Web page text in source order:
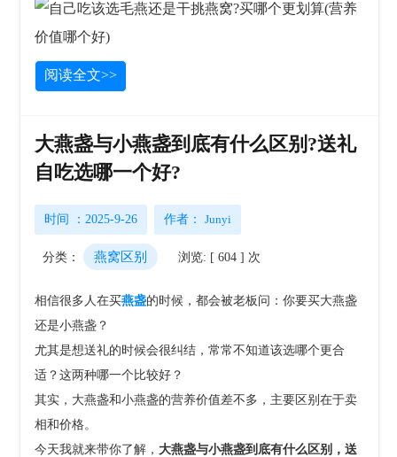
阅读全文>>
大燕盏与小燕盏到底有什么区别?送礼
自吃选哪一个好?
时间 ：2025-9-26 作者：Junyi
分类： 燕窝区别 浏览: [ 604 ] 次
相信很多人在买燕盏的时候，都会被老板问：你要买大燕盏
还是小燕盏？
尤其是想送礼的时候会很纠结，常常不知道该选哪个更合
适？这两种哪一个比较好？
其实，大燕盏和小燕盏的营养价值差不多，主要区别在于卖
相和价格。
今天我就来带你了解， 大燕盏与小燕盏到底有什么区别，送